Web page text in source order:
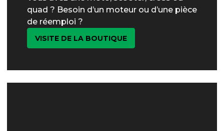
quad ? Besoin d’un moteur ou d’une pièce
de réemploi ?
VISITE DE LA BOUTIQUE